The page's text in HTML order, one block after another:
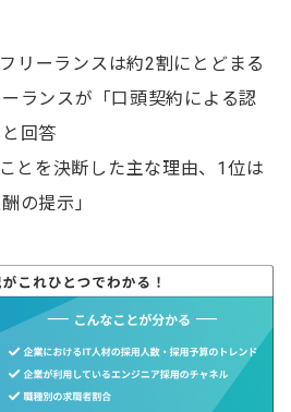
リーランスは約2割にとどまる
ランスが「口頭契約による認
回答
とを決断した主な理由、1位は
の提示」